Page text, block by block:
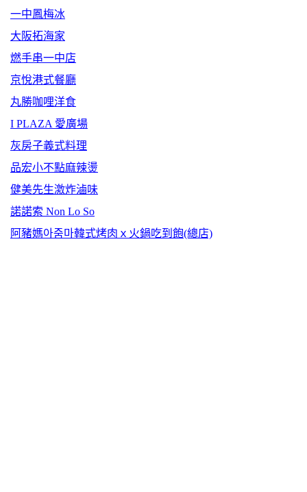
一中鳳梅冰
大阪拓海家
燃手串一中店
京悅港式餐廳
丸勝咖哩洋食
I PLAZA 愛廣場
灰房子義式料理
品宏小不點麻辣燙
健美先生激炸滷味
諾諾索 Non Lo So
阿豬媽아줌마韓式烤肉ｘ火鍋吃到飽(總店)